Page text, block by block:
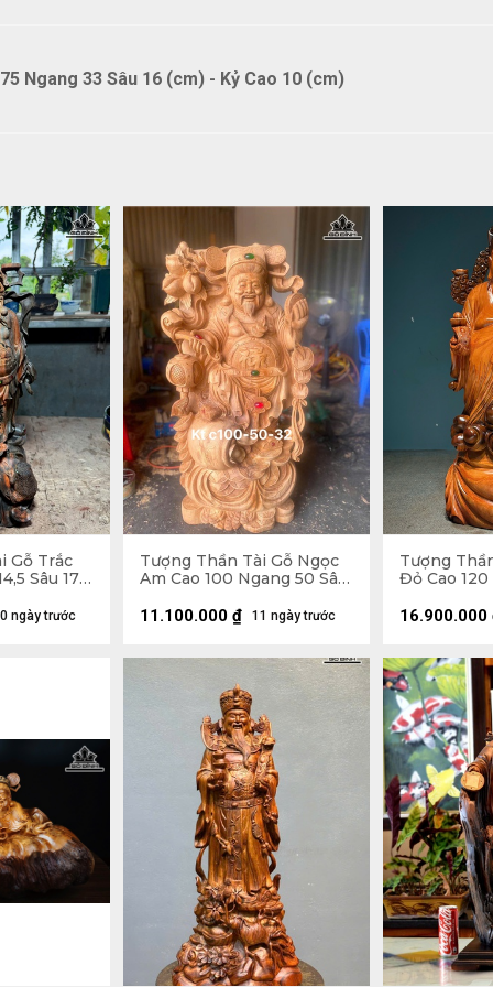
Ngang 33 Sâu 16 (cm) - Kỷ Cao 10 (cm)
Gỗ Trắc
Sâu 17
ngày trước
Tượng Thần Tài Gỗ Ngọc
Am Cao 100 Ngang 50 Sâu
11 ngày trước
11.100.000 ₫
Tượng
Đỏ Cao 120
16.900.000